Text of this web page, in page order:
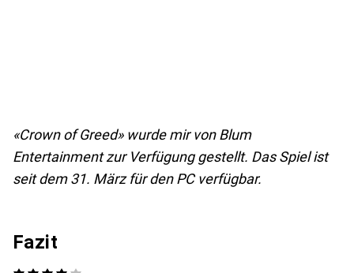
«Crown of Greed» wurde mir von Blum
Entertainment zur Verfügung gestellt. Das Spiel ist
seit dem 31. März für den PC verfügbar.
Fazit